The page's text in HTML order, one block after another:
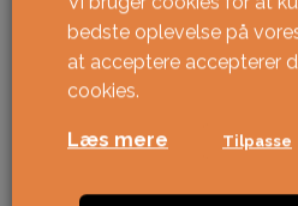
bedste oplevelse på
at acceptere accepterer
cookies.
Læs mere Tilpasse